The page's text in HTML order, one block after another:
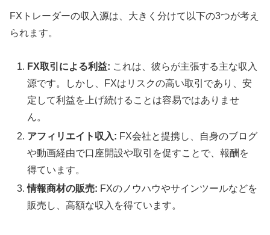
FXトレーダーの収入源は、大きく分けて以下の3つが考え
られます。
FX取引による利益: これは、彼らが主張する主な収入
源です。しかし、FXはリスクの高い取引であり、安
定して利益を上げ続けることは容易ではありませ
ん。
アフィリエイト収入: FX会社と提携し、自身のブログ
や動画経由で口座開設や取引を促すことで、報酬を
得ています。
情報商材の販売: FXのノウハウやサインツールなどを
販売し、高額な収入を得ています。